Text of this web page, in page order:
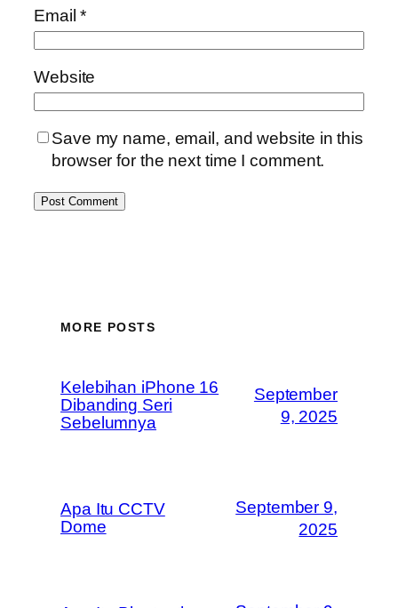
Email*
Website
Save my name, email, and website in this
browser for the next time I comment.
MORE POSTS
Kelebihan iPhone 16
Dibanding Seri
Sebelumnya
September
9, 2025
Apa Itu CCTV
Dome
September 9,
2025